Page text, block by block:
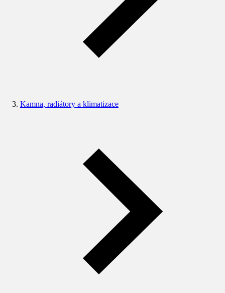
Kamna, radiátory a klimatizace